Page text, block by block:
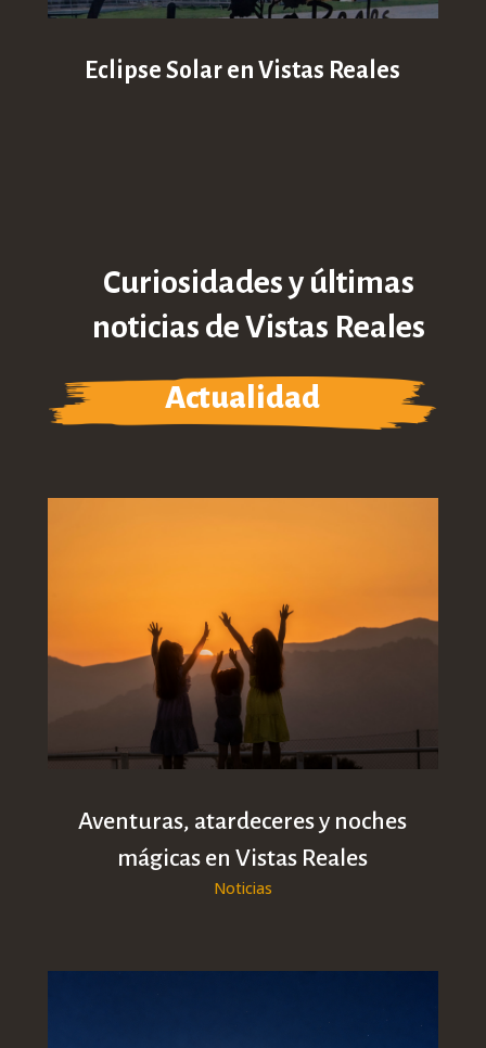
Eclipse Solar en Vistas Reales
Curiosidades y últimas
noticias de Vistas Reales
Actualidad
Aventuras, atardeceres y noches
mágicas en Vistas Reales
Noticias